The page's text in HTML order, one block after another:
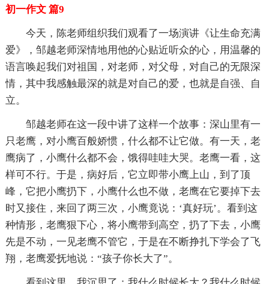
初一作文 篇9
今天，陈老师组织我们观看了一场演讲《让生命充满
爱》，邹越老师深情地用他的心贴近听众的心，用温馨的
语言唤起我们对祖国，对老师，对父母，对自己的无限深
情，其中我感触最深的就是对自己的爱，也就是自强、自
立。
邹越老师在这一段中讲了这样一个故事：深山里有一
只老鹰，对小鹰百般娇惯，什么都不让它做。有一天，老
鹰病了，小鹰什么都不会，饿得哇哇大哭。老鹰一看，这
样可不行。于是，病好后，它立即带小鹰上山，到了顶
峰，它把小鹰扔下，小鹰什么也不做，老鹰在它要掉下去
时又接住，来回了两三次，小鹰竟说：‘真好玩’。看到这
种情形，老鹰狠下心，将小鹰带到高空，扔了下去，小鹰
先是不动，一见老鹰不管它，于是在不断挣扎下学会了飞
翔，老鹰爱抚地说：“孩子你长大了”。